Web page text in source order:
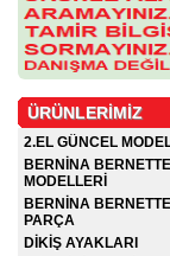
ÜRÜNLERİMİZ
2.EL GÜNCEL
BERNİNA BERNETTE
MODELLERİ
BERNİNA
PARÇA
DİKİŞ AYAKLARI